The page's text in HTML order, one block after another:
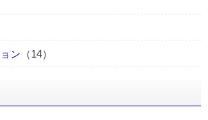
ン （14）